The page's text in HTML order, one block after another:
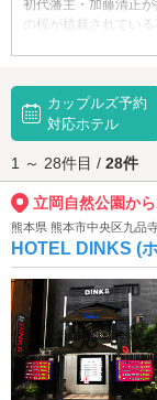
初代藩主・加藤清正
の桜が植栽されてい
から4月上旬にかけ
クです。夜間にはラ
してみませんか？
立岡自然公園へは、
クセスが便利です。
カップルズ予約
対応ホテル
1 ～ 28件目 / 28件
立岡自然公園か
熊本県 熊本市中央区九品
HOTEL DINKS (